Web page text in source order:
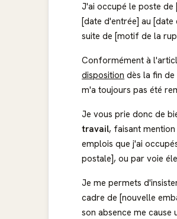
J'ai occupé le poste de
[date d'entrée] au
suite de [motif de la
Conformément à
disposition dès la fin
m'a toujours pas été
Je vous prie donc de
travail, faisant
emplois que j'ai
postale], ou par voie
Je me permets
cadre de [nouvelle
son absence me cause